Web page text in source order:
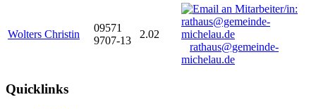
Wolters Christin
09571
9707-13
2.02
rathaus@gemeinde-
michelau.de
Quicklinks